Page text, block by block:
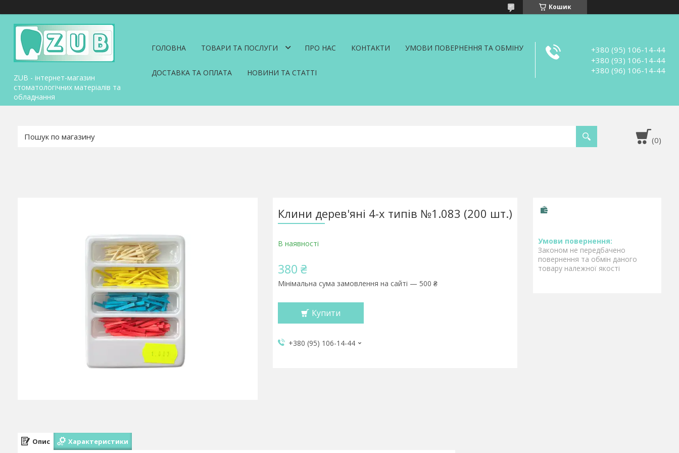
Кошик
ZUB - інтернет-магазин
стоматологічних матеріалів та
обладнання
ГОЛОВНА ТОВАРИ ТА ПОСЛУГИ ПРО НАС КОНТАКТИ УМОВИ ПОВЕРНЕННЯ ТА ОБМІНУ
ДОСТАВКА ТА ОПЛАТА НОВИНИ ТА СТАТТІ
+380 (95) 106-14-44
+380 (93) 106-14-44
+380 (96) 106-14-44
Клини дерев'яні 4-х типів №1.083 (200 шт.)
В наявності
380 ₴
Мінімальна сума замовлення на сайті — 500 ₴
Купити
+380 (95) 106-14-44
Законом не передбачено
повернення та обмін даного
товару належної якості
Опис Характеристики